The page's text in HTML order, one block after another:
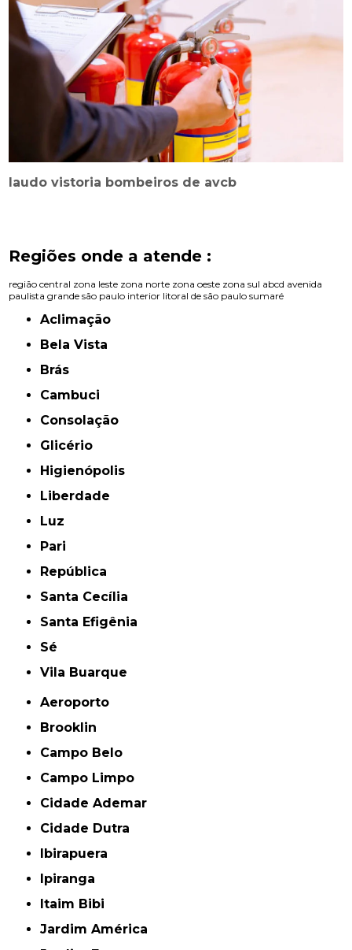
laudo vistoria bombeiros de avcb
Regiões onde a atende :
região central zona leste zona norte zona oeste zona sul abcd avenida
paulista grande são paulo interior litoral de são paulo sumaré
Aclimação
Bela Vista
Brás
Cambuci
Consolação
Glicério
Higienópolis
Liberdade
Luz
Pari
República
Santa Cecília
Santa Efigênia
Sé
Vila Buarque
Aeroporto
Brooklin
Campo Belo
Campo Limpo
Cidade Ademar
Cidade Dutra
Ibirapuera
Ipiranga
Itaim Bibi
Jardim América